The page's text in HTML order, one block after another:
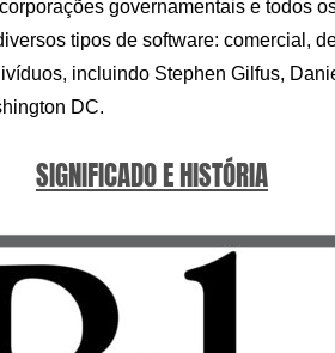
governamentais e todos
tipos de software: comercial,
incluindo Stephen Gilfus,
DC.
SIGNIFICADO E HISTÓRIA